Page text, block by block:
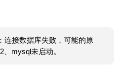
连接数据库失败，可能的原
mysql未启动。